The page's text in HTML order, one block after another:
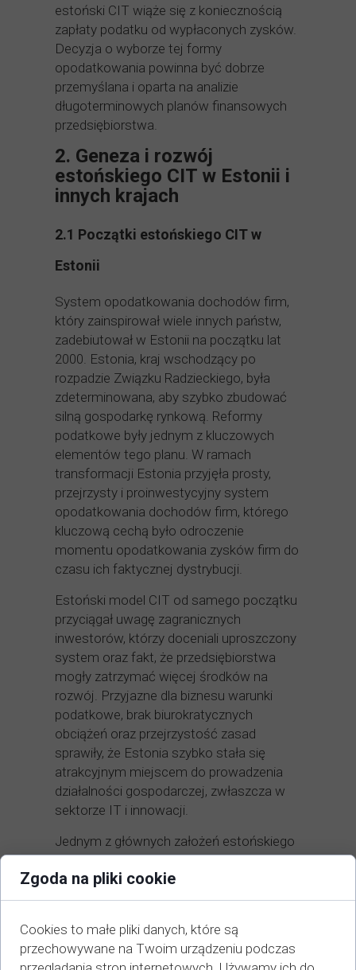
estoński CIT wiąże się z koniecznością
zapłaty podatku od wypłaconych zysków.
Decyzja o wyborze tej formy
opodatkowania powinna być dobrze
przemyślana i oparta na analizie
długoterminowych planów finansowych
przedsiębiorstwa.
2. Geneza i rozwój
estońskiego CIT w Estonii i
innych krajach
2.1 Początki estońskiego CIT w
Estonii
System opodatkowania dochodów firm,
który zainspirował wiele innych państw,
zadebiutował w Estonii na początku lat
2000. Estonia, kraj wschodzący po
rozpadzie Związku Radzieckiego, była
zdeterminowana, aby szybko zbudować
silną gospodarkę rynkową. Reformy
podatkowe były jednym z kluczowych
elementów tego planu. W ramach
transformacji Estonia przyjęła prosty,
przejrzysty i proinwestycyjny system
opodatkowania dochodów firm, którego
kluczową cechą było odroczenie
momentu opodatkowania zysków firm do
czasu ich faktycznej dystrybucji.
Estoński model CIT od samego początku
przyciągał uwagę zagranicznych
inwestorów, którzy doceniali uproszczony
system oraz fakt, że przedsiębiorstwa
mogły zatrzymać więcej środków na
rozwój. Przyjazne dla biznesu warunki
podatkowe, brak biurokratycznych
obciążeń oraz przejrzystość zasad
sprawiły, że Estonia szybko stała się
atrakcyjnym miejscem do prowadzenia
działalności gospodarczej, zwłaszcza w
sektorze IT i innowacji.
Jednym z głównych założeń estońskiego
modelu było, aby firmy mogły skuteczniej
konkurować na międzynarodowych
rynkach, zatrzymując więcej środków na
tradycyjnych systemów opodatkowania,
które pobierają podatek od zysków
Zgoda na pliki cookie
Cookies to małe pliki danych, które są
przechowywane na Twoim urządzeniu podczas